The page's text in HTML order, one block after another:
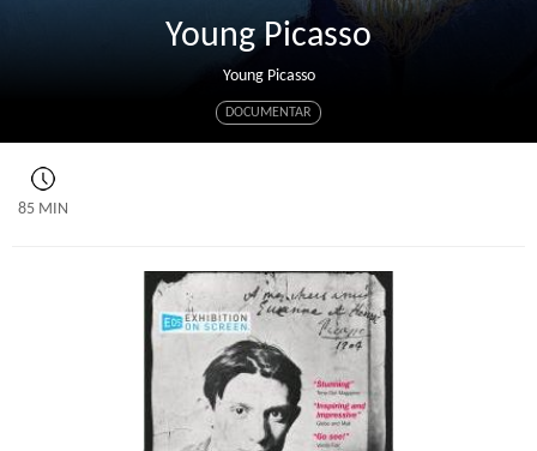
Young Picasso
Young Picasso
DOCUMENTAR
85 MIN